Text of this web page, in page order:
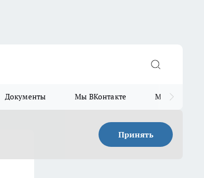
Документы Мы ВКонтакте Мы в
Принять